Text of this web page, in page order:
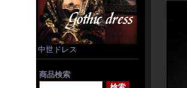
中世ドレス
商品検索